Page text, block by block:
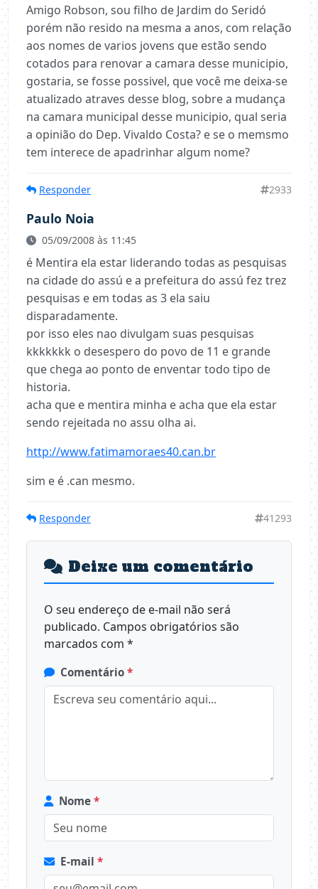
Amigo Robson, sou filho de Jardim do Seridó
porém não resido na mesma a anos, com relação
aos nomes de varios jovens que estão sendo
cotados para renovar a camara desse municipio,
gostaria, se fosse possivel, que você me deixa-se
atualizado atraves desse blog, sobre a mudança
na camara municipal desse municipio, qual seria
a opinião do Dep. Vivaldo Costa? e se o memsmo
tem interece de apadrinhar algum nome?
Responder 2933
Paulo Noia
05/09/2008 às 11:45
é Mentira ela estar liderando todas as pesquisas
na cidade do assú e a prefeitura do assú fez trez
pesquisas e em todas as 3 ela saiu
disparadamente.
por isso eles nao divulgam suas pesquisas
kkkkkkk o desespero do povo de 11 e grande
que chega ao ponto de enventar todo tipo de
historia.
acha que e mentira minha e acha que ela estar
sendo rejeitada no assu olha ai.
http://www.fatimamoraes40.can.br
sim e é .can mesmo.
Responder 41293
Deixe um comentário
O seu endereço de e-mail não será
publicado. Campos obrigatórios são
marcados com *
Comentário *
Nome *
E-mail *